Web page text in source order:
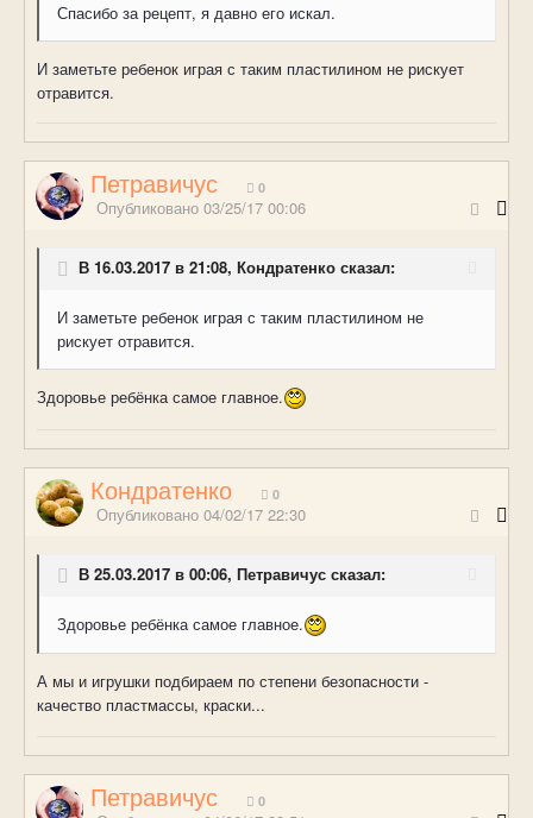
Спасибо за рецепт, я давно его искал.
И заметьте ребенок играя с таким пластилином не рискует
отравится.
Петравичус 0
Опубликовано 03/25/17 00:06
В 16.03.2017 в 21:08, Кондратенко сказал:
И заметьте ребенок играя с таким пластилином не
рискует отравится.
Здоровье ребёнка самое главное.
Кондратенко 0
Опубликовано 04/02/17 22:30
В 25.03.2017 в 00:06, Петравичус сказал:
Здоровье ребёнка самое главное.
А мы и игрушки подбираем по степени безопасности -
качество пластмассы, краски...
Петравичус 0